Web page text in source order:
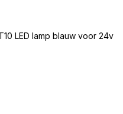
LED lamp blauw voor 24v